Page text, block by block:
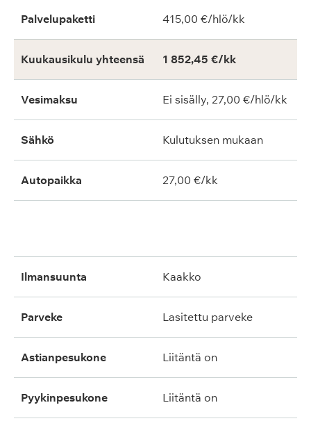
Palvelupaketti 415,00 €/hlö/kk
Kuukausikulu yhteensä 1 852,45 €/kk
Vesimaksu Ei sisälly, 27,00 €/hlö/kk
Sähkö Kulutuksen mukaan
Autopaikka 27,00 €/kk
ilmansuunta kaakko
parveke lasitettu parveke
astianpesukone liitäntä on
pyykinpesukone liitäntä on